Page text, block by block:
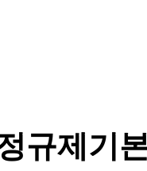
규제기